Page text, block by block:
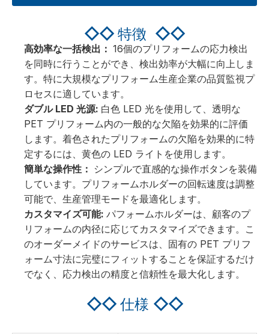
◇◇ 特徴 ◇◇
高効率な一括検出： 16個のプリフォームの応力検出
を同時に行うことができ、検出効率が大幅に向上しま
す。特に大規模なプリフォーム生産企業の品質監視プ
ロセスに適しています。
ダブル LED 光源: 白色 LED 光を使用して、透明な
PET プリフォーム内の一般的な欠陥を効果的に評価
します。着色されたプリフォームの欠陥を効果的に特
定するには、黄色の LED ライトを使用します。
簡単な操作性： シンプルで直感的な操作ボタンを装備
しています。プリフォームホルダーの回転速度は調整
可能で、生産管理モードを最適化します。
カスタマイズ可能: パフォームホルダーは、顧客のプ
リフォームの内径に応じてカスタマイズできます。こ
のオーダーメイドのサービスは、固有の PET プリフ
ォーム寸法に完璧にフィットすることを保証するだけ
でなく、応力検出の精度と信頼性を最大化します。
◇◇ 仕様 ◇◇